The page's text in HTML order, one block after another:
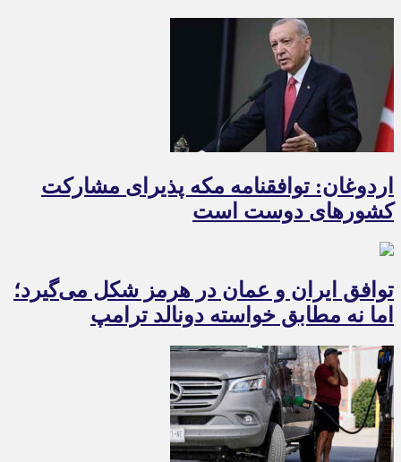
اردوغان: توافقنامه مکه پذیرای مشارکت
کشورهای دوست است
توافق ایران و عمان در هرمز شکل می‌گیرد؛
اما نه مطابق خواسته دونالد ترامپ